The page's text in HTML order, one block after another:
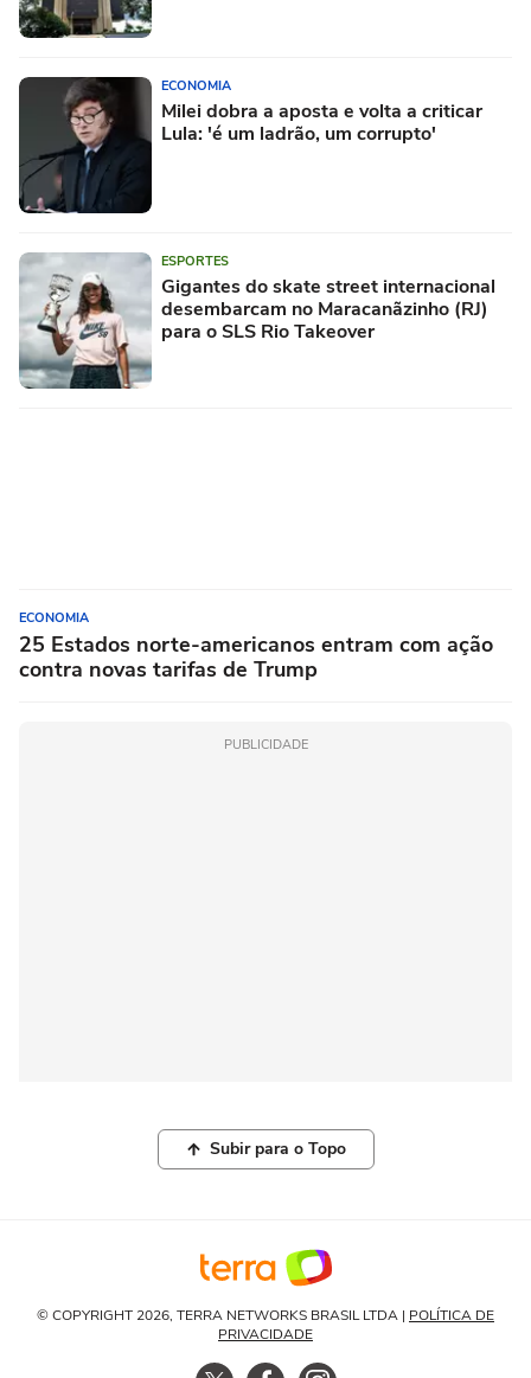
ECONOMIA
Milei dobra a aposta e volta a criticar
Lula: 'é um ladrão, um corrupto'
ESPORTES
Gigantes do skate street internacional
desembarcam no Maracanãzinho (RJ)
para o SLS Rio Takeover
ECONOMIA
25 Estados norte-americanos entram com ação
contra novas tarifas de Trump
PUBLICIDADE
Subir para o Topo
© COPYRIGHT 2026, TERRA NETWORKS BRASIL LTDA | POLÍTICA DE
PRIVACIDADE